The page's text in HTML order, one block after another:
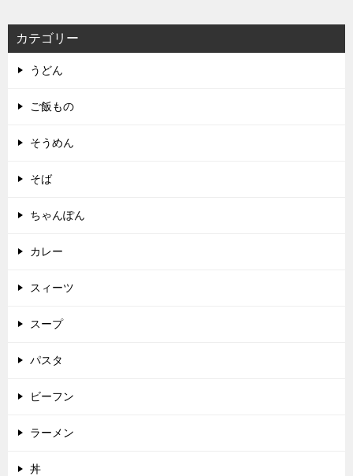
カテゴリー
うどん
ご飯もの
そうめん
そば
ちゃんぽん
カレー
スィーツ
スープ
パスタ
ビーフン
ラーメン
丼